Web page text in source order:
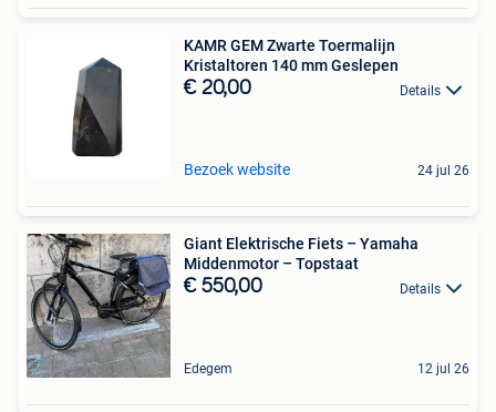
KAMR GEM Zwarte Toermalijn
Kristaltoren 140 mm Geslepen
€ 20,00 Details
Bezoek website 24 jul 26
Giant Elektrische Fiets – Yamaha
Middenmotor – Topstaat
€ 550,00 Details
Edegem 12 jul 26